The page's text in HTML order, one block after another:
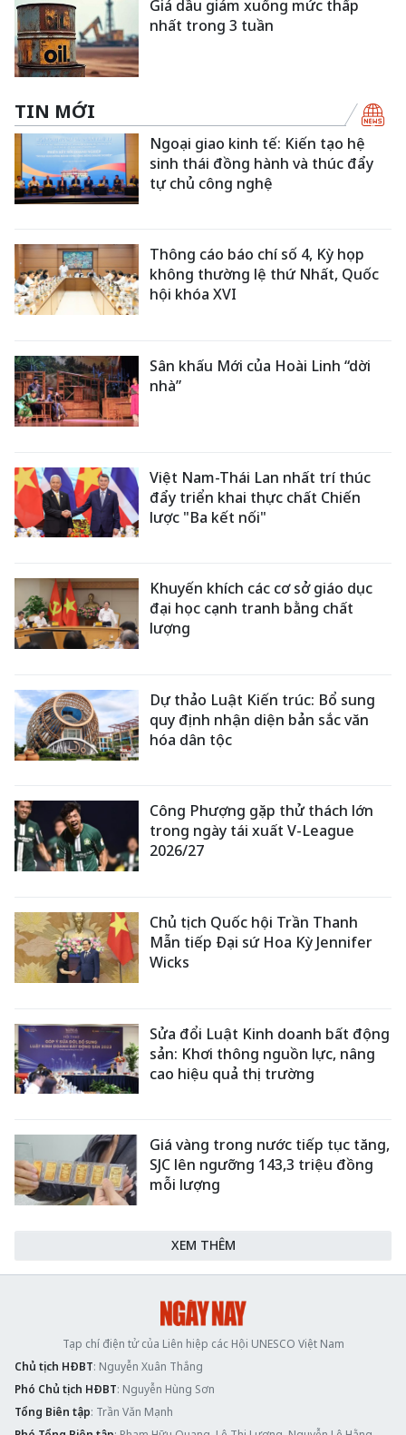
Giá dầu giảm xuống mức thấp
nhất trong 3 tuần
TIN MỚI
Ngoại giao kinh tế: Kiến tạo hệ
sinh thái đồng hành và thúc đẩy
tự chủ công nghệ
Thông cáo báo chí số 4, Kỳ họp
không thường lệ thứ Nhất, Quốc
hội khóa XVI
Sân khấu Mới của Hoài Linh “dời
nhà”
Việt Nam-Thái Lan nhất trí thúc
đẩy triển khai thực chất Chiến
lược "Ba kết nối"
Khuyến khích các cơ sở giáo dục
đại học cạnh tranh bằng chất
lượng
Dự thảo Luật Kiến trúc: Bổ sung
quy định nhận diện bản sắc văn
hóa dân tộc
Công Phượng gặp thử thách lớn
trong ngày tái xuất V-League
2026/27
Chủ tịch Quốc hội Trần Thanh
Mẫn tiếp Đại sứ Hoa Kỳ Jennifer
Wicks
Sửa đổi Luật Kinh doanh bất động
sản: Khơi thông nguồn lực, nâng
cao hiệu quả thị trường
Giá vàng trong nước tiếp tục tăng,
SJC lên ngưỡng 143,3 triệu đồng
mỗi lượng
XEM THÊM
Tạp chí điện tử của Liên hiệp các Hội UNESCO Việt Nam
Chủ tịch HĐBT: Nguyễn Xuân Thắng
Phó Chủ tịch HĐBT: Nguyễn Hùng Sơn
Tổng Biên tập: Trần Văn Mạnh